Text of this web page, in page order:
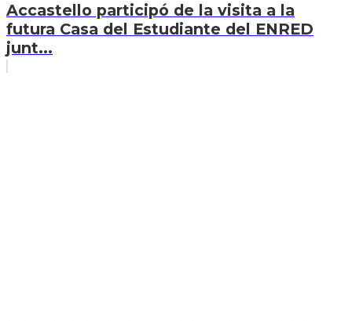
Accastello participó de la visita a la
futura Casa del Estudiante del ENRED
junt...